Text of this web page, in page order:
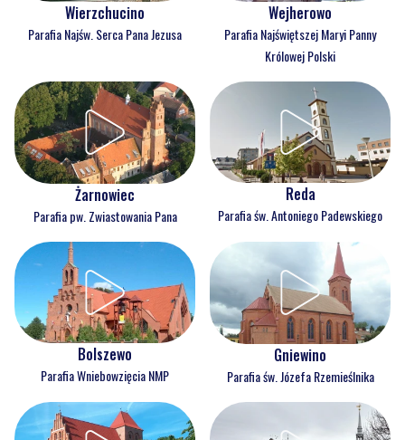
Wierzchucino
Parafia Najśw. Serca Pana Jezusa
Wejherowo
Parafia Najświętszej Maryi Panny
Królowej Polski
Żarnowiec
Parafia pw. Zwiastowania Pana
Reda
Parafia św. Antoniego Padewskiego
Bolszewo
Parafia Wniebowzięcia NMP
Gniewino
Parafia św. Józefa Rzemieślnika